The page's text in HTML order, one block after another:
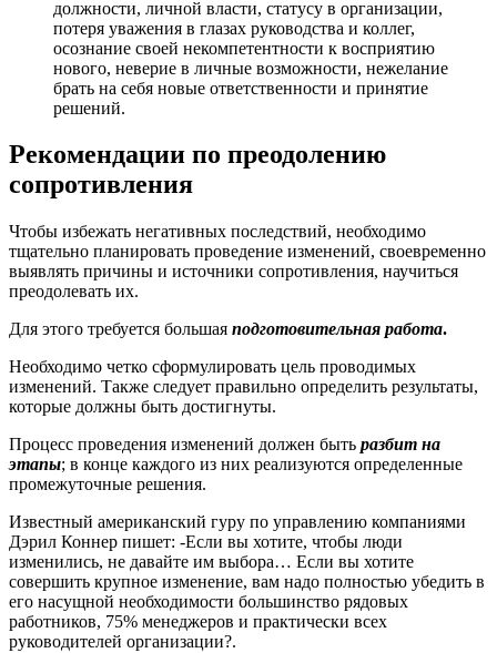
должности, личной власти, статусу в организации,
потеря уважения в глазах руководства и коллег,
осознание своей некомпетентности к восприятию
нового, неверие в личные возможности, нежелание
брать на себя новые ответственности и принятие
решений.
Рекомендации по преодолению
сопротивления
Чтобы избежать негативных последствий, необходимо
тщательно планировать проведение изменений, своевременно
выявлять причины и источники сопротивления, научиться
преодолевать их.
Для этого требуется большая подготовительная работа.
Необходимо четко сформулировать цель проводимых
изменений. Также следует правильно определить результаты,
которые должны быть достигнуты.
Процесс проведения изменений должен быть разбит на
этапы; в конце каждого из них реализуются определенные
промежуточные решения.
Известный американский гуру по управлению компаниями
Дэрил Коннер пишет: -Если вы хотите, чтобы люди
изменились, не давайте им выбора… Если вы хотите
совершить крупное изменение, вам надо полностью убедить в
его насущной необходимости большинство рядовых
работников, 75% менеджеров и практически всех
руководителей организации?.